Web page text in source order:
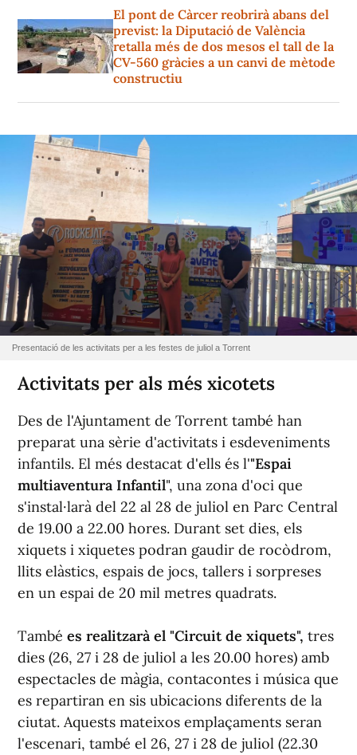
El pont de Càrcer reobrirà abans del
previst: la Diputació de València
retalla més de dos mesos el tall de la
CV-560 gràcies a un canvi de mètode
constructiu
Presentació de les activitats per a les festes de juliol a Torrent
Activitats per als més xicotets
Des de l'Ajuntament de Torrent també han
preparat una sèrie d'activitats i esdeveniments
infantils. El més destacat d'ells és l'"Espai
multiaventura Infantil", una zona d'oci que
s'instal·larà del 22 al 28 de juliol en Parc Central
de 19.00 a 22.00 hores. Durant set dies, els
xiquets i xiquetes podran gaudir de rocòdrom,
llits elàstics, espais de jocs, tallers i sorpreses
en un espai de 20 mil metres quadrats.
També es realitzarà el "Circuit de xiquets", tres
dies (26, 27 i 28 de juliol a les 20.00 hores) amb
espectacles de màgia, contacontes i música que
es repartiran en sis ubicacions diferents de la
ciutat. Aquests mateixos emplaçaments seran
l'escenari, també el 26, 27 i 28 de juliol (22.30